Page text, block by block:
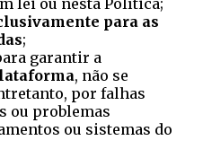
lei ou nesta Política;
para as
;
garantir a
, não se
por falhas
ou problemas
ou sistemas do